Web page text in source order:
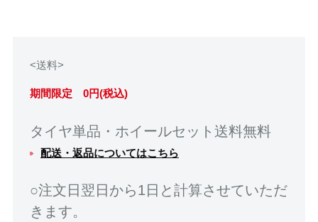
<送料>
期間限定 0円(税込)
タイヤ単品・ホイールセット送料無料
配送・返品についてはこちら
○注文日翌日から1日と計算させていただ
きます。